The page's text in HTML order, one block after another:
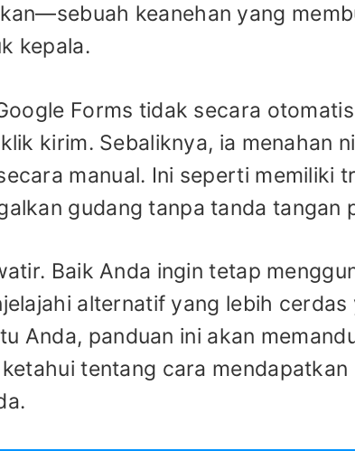
keanehan yang
kepala.
Forms tidak secara
kirim. Sebaliknya, ia menahan
manual. Ini seperti memiliki
gudang tanpa tanda tangan
Baik Anda ingin tetap
alternatif yang lebih
Anda, panduan ini akan
tentang cara